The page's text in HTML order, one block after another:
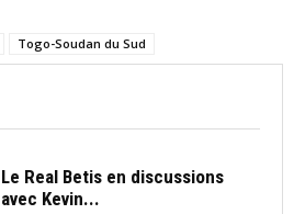
Togo-Soudan du Sud
Le Real Betis en discussions
avec Kevin...